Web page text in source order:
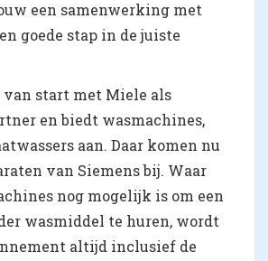
een samenwerking met
goede stap in de juiste
start met Miele als
en biedt wasmachines,
aan. Daar komen nu
van Siemens bij. Waar
nog mogelijk is om een
wasmiddel te huren, wordt
altijd inclusief de